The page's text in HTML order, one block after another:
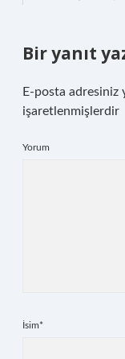
Bir yanıt
E-posta adresiniz
işaretlenmişlerdir
Yorum
İsim*